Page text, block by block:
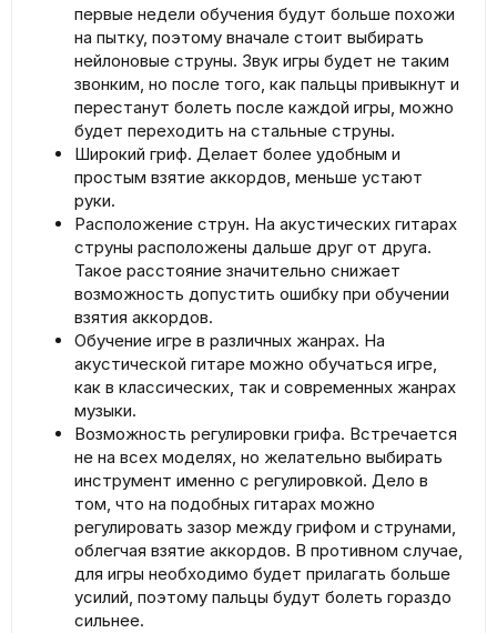
первые недели обучения будут больше похожи
на пытку, поэтому вначале стоит выбирать
нейлоновые струны. Звук игры будет не таким
звонким, но после того, как пальцы привыкнут и
перестанут болеть после каждой игры, можно
будет переходить на стальные струны.
Широкий гриф. Делает более удобным и
простым взятие аккордов, меньше устают
руки.
Расположение струн. На акустических гитарах
струны расположены дальше друг от друга.
Такое расстояние значительно снижает
возможность допустить ошибку при обучении
взятия аккордов.
Обучение игре в различных жанрах. На
акустической гитаре можно обучаться игре,
как в классических, так и современных жанрах
музыки.
Возможность регулировки грифа. Встречается
не на всех моделях, но желательно выбирать
инструмент именно с регулировкой. Дело в
том, что на подобных гитарах можно
регулировать зазор между грифом и струнами,
облегчая взятие аккордов. В противном случае,
для игры необходимо будет прилагать больше
усилий, поэтому пальцы будут болеть гораздо
сильнее.